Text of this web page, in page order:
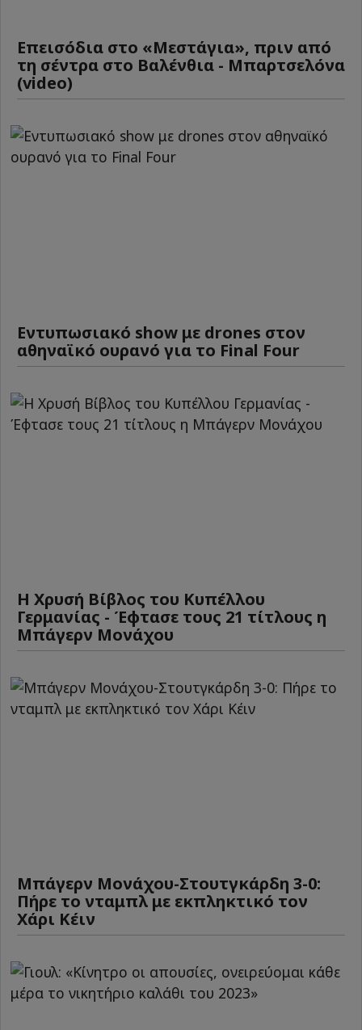
Επεισόδια στο «Μεστάγια», πριν από
τη σέντρα στο Βαλένθια - Μπαρτσελόνα
(video)
Εντυπωσιακό show με drones στον
αθηναϊκό ουρανό για το Final Four
Η Χρυσή Βίβλος του Κυπέλλου
Γερμανίας - Έφτασε τους 21 τίτλους η
Μπάγερν Μονάχου
Μπάγερν Μονάχου-Στουτγκάρδη 3-0:
Πήρε το νταμπλ με εκπληκτικό τον
Χάρι Κέιν